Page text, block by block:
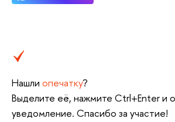
Нашли опечатку?
Выделите её, нажмите Ctrl+Enter и
уведомление. Спасибо за участие!